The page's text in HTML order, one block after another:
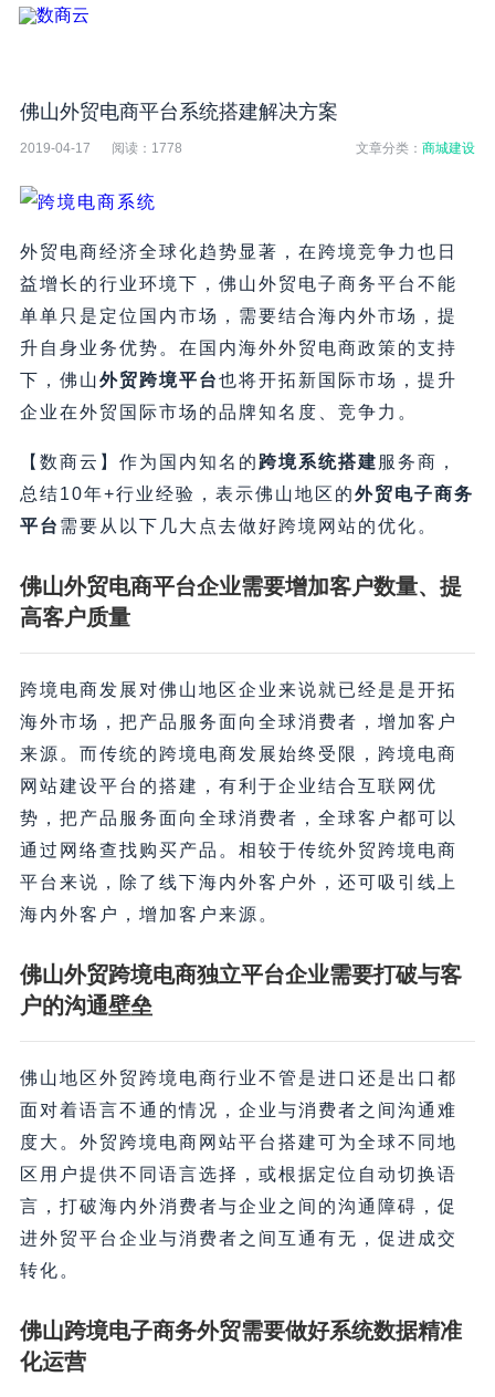
佛山外贸电商平台系统搭建解决方案
2019-04-17 阅读： 1778 文章分类：商城建设
外贸电商经济全球化趋势显著，在跨境竞争力也日
益增长的行业环境下，佛山外贸电子商务平台不能
单单只是定位国内市场，需要结合海内外市场，提
升自身业务优势。在国内海外外贸电商政策的支持
下，佛山外贸跨境平台也将开拓新国际市场，提升
企业在外贸国际市场的品牌知名度、竞争力。
【数商云】作为国内知名的 跨境系统搭建 服务商，
总结10年+行业经验，表示佛山地区的外贸电子商务
平台 需要从以下几大点去做好跨境网站的优化。
佛山外贸电商平台企业需要增加客户数量、提
高客户质量
跨境电商发展对佛山地区企业来说就已经是是开拓
海外市场，把产品服务面向全球消费者，增加客户
来源。而传统的跨境电商发展始终受限，跨境电商
网站建设平台的搭建，有利于企业结合互联网优
势，把产品服务面向全球消费者，全球客户都可以
通过网络查找购买产品。相较于传统外贸跨境电商
平台来说，除了线下海内外客户外，还可吸引线上
海内外客户，增加客户来源。
佛山外贸跨境电商独立平台企业需要打破与客
户的沟通壁垒
佛山地区外贸跨境电商行业不管是进口还是出口都
面对着语言不通的情况，企业与消费者之间沟通难
度大。外贸跨境电商网站平台搭建可为全球不同地
区用户提供不同语言选择，或根据定位自动切换语
言，打破海内外消费者与企业之间的沟通障碍，促
进外贸平台企业与消费者之间互通有无，促进成交
转化。
佛山跨境电子商务外贸需要做好系统数据精准
化运营